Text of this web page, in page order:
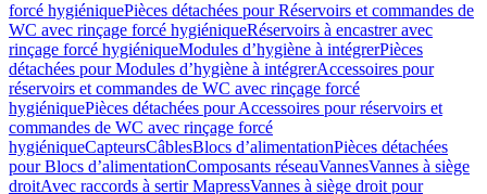
forcé hygiéniquePièces détachées pour Réservoirs et commandes de
WC avec rinçage forcé hygiéniqueRéservoirs à encastrer avec
rinçage forcé hygiéniqueModules d’hygiène à intégrerPièces
détachées pour Modules d’hygiène à intégrerAccessoires pour
réservoirs et commandes de WC avec rinçage forcé
hygiéniquePièces détachées pour Accessoires pour réservoirs et
commandes de WC avec rinçage forcé
hygiéniqueCapteursCâblesBlocs d’alimentationPièces détachées
pour Blocs d’alimentationComposants réseauVannesVannes à siège
droitAvec raccords à sertir MapressVannes à siège droit pour